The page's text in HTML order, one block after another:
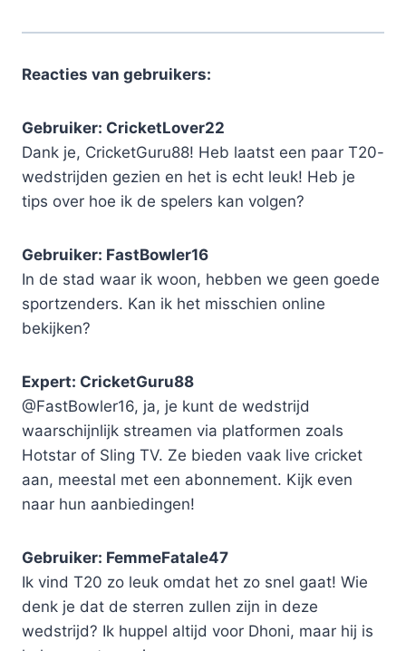
Reacties van gebruikers:
Gebruiker: CricketLover22
Dank je, CricketGuru88! Heb laatst een paar T20-
wedstrijden gezien en het is echt leuk! Heb je
tips over hoe ik de spelers kan volgen?
Gebruiker: FastBowler16
In de stad waar ik woon, hebben we geen goede
sportzenders. Kan ik het misschien online
bekijken?
Expert: CricketGuru88
@FastBowler16, ja, je kunt de wedstrijd
waarschijnlijk streamen via platformen zoals
Hotstar of Sling TV. Ze bieden vaak live cricket
aan, meestal met een abonnement. Kijk even
naar hun aanbiedingen!
Gebruiker: FemmeFatale47
Ik vind T20 zo leuk omdat het zo snel gaat! Wie
denk je dat de sterren zullen zijn in deze
wedstrijd? Ik huppel altijd voor Dhoni, maar hij is